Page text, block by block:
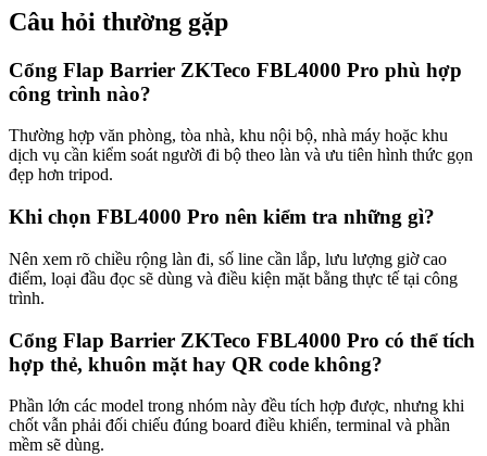
Câu hỏi thường gặp
Cổng Flap Barrier ZKTeco FBL4000 Pro phù hợp
công trình nào?
Thường hợp văn phòng, tòa nhà, khu nội bộ, nhà máy hoặc khu
dịch vụ cần kiểm soát người đi bộ theo làn và ưu tiên hình thức gọn
đẹp hơn tripod.
Khi chọn FBL4000 Pro nên kiểm tra những gì?
Nên xem rõ chiều rộng làn đi, số line cần lắp, lưu lượng giờ cao
điểm, loại đầu đọc sẽ dùng và điều kiện mặt bằng thực tế tại công
trình.
Cổng Flap Barrier ZKTeco FBL4000 Pro có thể tích
hợp thẻ, khuôn mặt hay QR code không?
Phần lớn các model trong nhóm này đều tích hợp được, nhưng khi
chốt vẫn phải đối chiếu đúng board điều khiển, terminal và phần
mềm sẽ dùng.